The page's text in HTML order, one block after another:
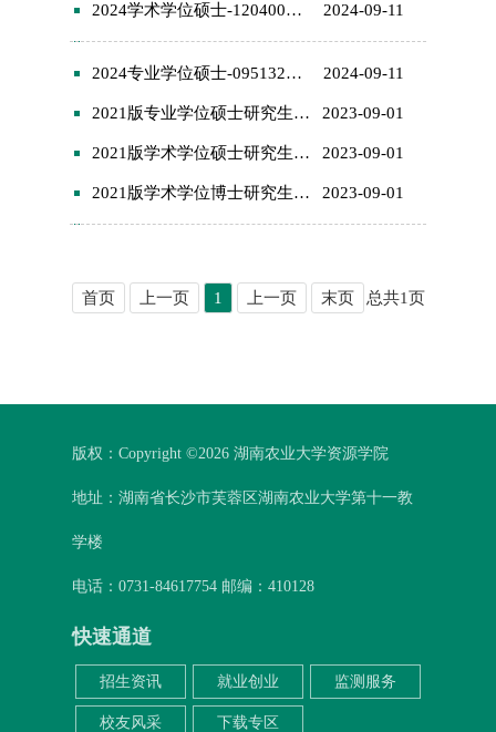
2024学术学位硕士-120400公共管理学-培养方案 2024-09-11
2024专业学位硕士-095132资源利用与植物保护-培养方案 2024-09-11
2021版专业学位硕士研究生培养方案 2023-09-01
2021版学术学位硕士研究生培养方案 2023-09-01
2021版学术学位博士研究生培养方案 2023-09-01
首页 上一页 1 上一页 末页 总共1页
版权：Copyright ©2026 湖南农业大学资源学院
地址：湖南省长沙市芙蓉区湖南农业大学第十一教
学楼
电话：0731-84617754 邮编：410128
快速通道
招生资讯 就业创业 监测服务
校友风采 下载专区